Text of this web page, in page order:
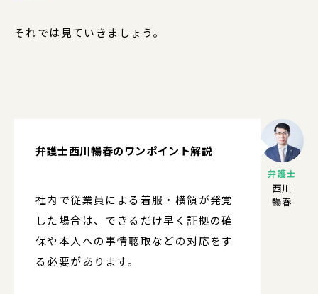
それでは見ていきましょう。
弁護士
西川
暢春
弁護士西川暢春のワンポイント解説
社内で従業員による着服・横領が発覚
した場合は、できるだけ早く証拠の確
保や本人への事情聴取などの対応をす
る必要があります。